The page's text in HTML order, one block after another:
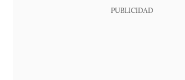
PUBLICIDAD